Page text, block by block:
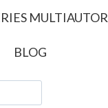
MULTIAUTOR
BLOG